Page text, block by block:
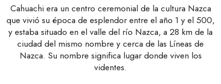
Cahuachi era un centro ceremonial de la cultura Nazca
que vivió su época de esplendor entre el año 1 y el 500,
y estaba situado en el valle del río Nazca, a 28 km de la
ciudad del mismo nombre y cerca de las Líneas de
Nazca. Su nombre significa lugar donde viven los
videntes.